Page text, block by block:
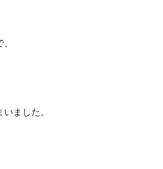
ました。